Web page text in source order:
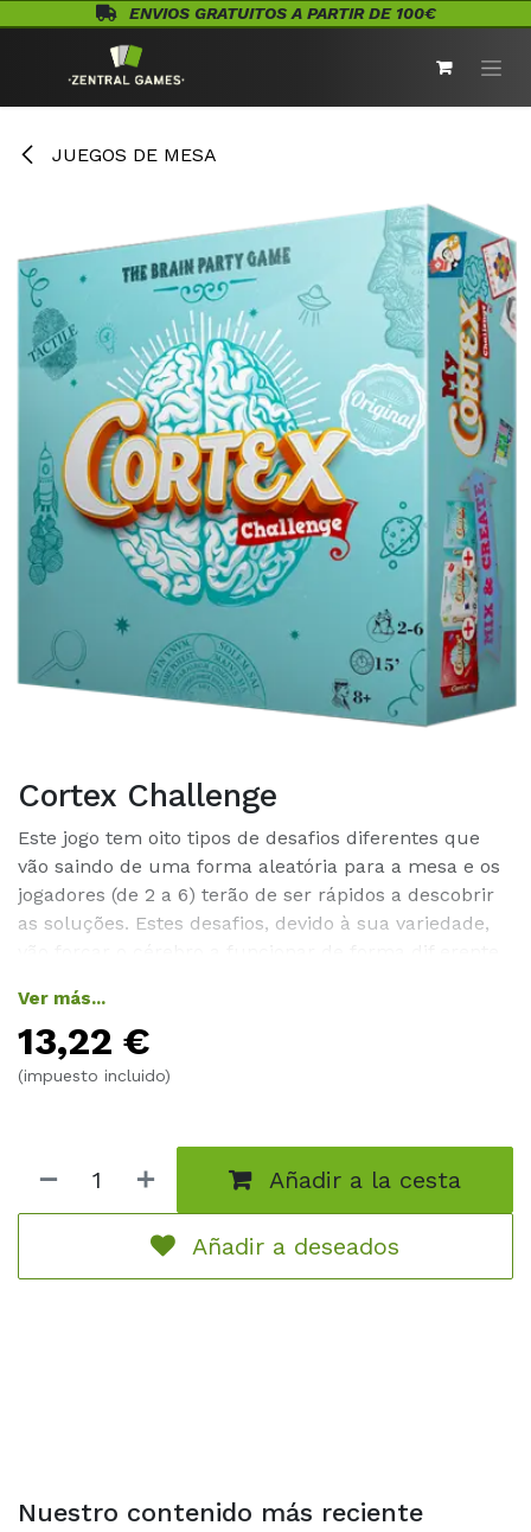
Ir al contenidoENVIOS GRATUITOS A PARTIR DE 100€
JUEGOS DE MESA
Cortex Challenge
Este jogo tem oito tipos de desafios diferentes que
vão saindo de uma forma aleatória para a mesa e os
jogadores (de 2 a 6) terão de ser rápidos a descobrir
as soluções. Estes desafios, devido à sua variedade,
divertimento incrível, mas também a sensação de
que o nosso cérebro é uma máquina maravilhosa.
Ver más...
13,22 €
(impuesto incluido)
Añadir a la cesta
Añadir a deseados
Nuestro contenido más reciente